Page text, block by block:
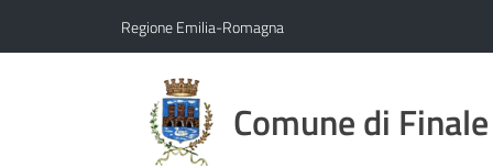
Regione Emilia-Romagna
Comune di